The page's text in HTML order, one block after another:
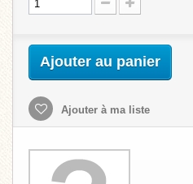
Ajouter au panier
Ajouter à ma liste